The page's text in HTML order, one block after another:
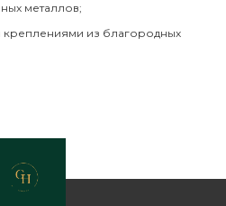
металлов;
из благородных